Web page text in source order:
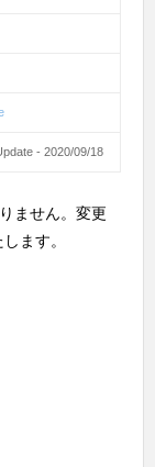
- 2020/09/18
ません。変更
ます。